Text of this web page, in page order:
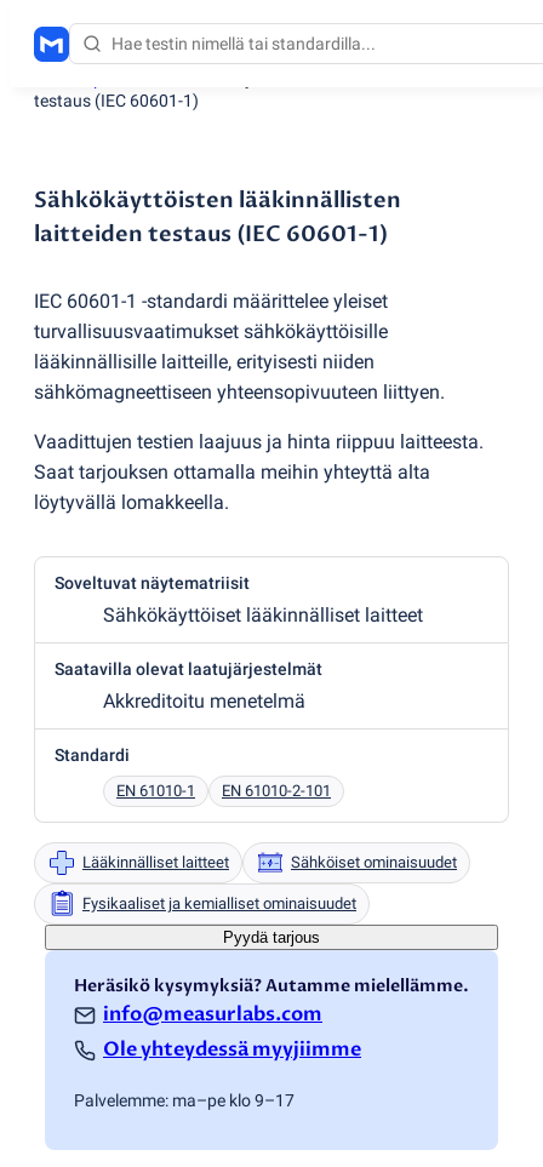
testaus (IEC 60601-1)
Sähkökäyttöisten lääkinnällisten
laitteiden testaus (IEC 60601-1)
IEC 60601-1 -standardi määrittelee yleiset
turvallisuusvaatimukset sähkökäyttöisille
lääkinnällisille laitteille, erityisesti niiden
sähkömagneettiseen yhteensopivuuteen liittyen.
Vaadittujen testien laajuus ja hinta riippuu laitteesta.
Saat tarjouksen ottamalla meihin yhteyttä alta
löytyvällä lomakkeella.
Soveltuvat näytematriisit
Sähkökäyttöiset lääkinnälliset laitteet
Saatavilla olevat laatujärjestelmät
Akkreditoitu menetelmä
Standardi
EN 61010-1 EN 61010-2-101
Lääkinnälliset laitteet Sähköiset ominaisuudet
Fysikaaliset ja kemialliset ominaisuudet
Pyydä tarjous
Heräsikö kysymyksiä? Autamme mielellämme.
info@measurlabs.com
Ole yhteydessä myyjiimme
Palvelemme: ma–pe klo 9–17